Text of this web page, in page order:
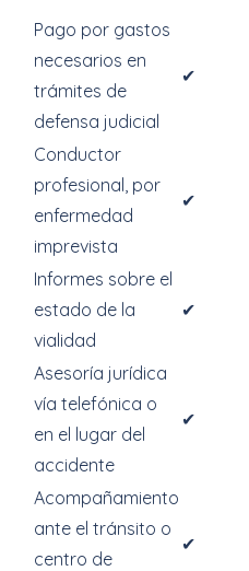
Pago por gastos
necesarios en
trámites de
defensa judicial
✔
Conductor
profesional, por
enfermedad
imprevista
✔
Informes sobre el
estado de la
vialidad
✔
Asesoría jurídica
vía telefónica o
en el lugar del
accidente
✔
Acompañamiento
ante el tránsito o
centro de
✔